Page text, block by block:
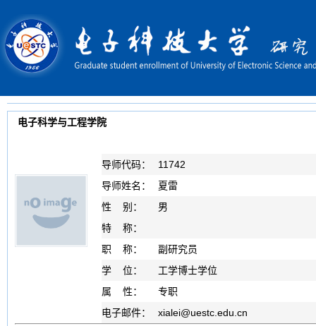
电子科学与工程学院
导师代码：
11742
导师姓名：
夏雷
性 别：
男
特 称：
职 称：
副研究员
学 位：
工学博士学位
属 性：
专职
电子邮件：
xialei@uestc.edu.cn